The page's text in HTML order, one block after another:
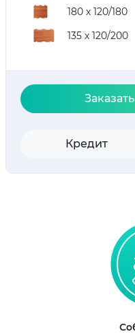
180 х 120/180
135 х 120/200
Кредит